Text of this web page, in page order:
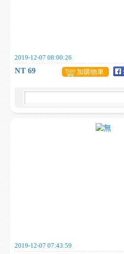
2019-12-07 08:00:26
NT 69 加購物車
2019-12-07 07:43:59